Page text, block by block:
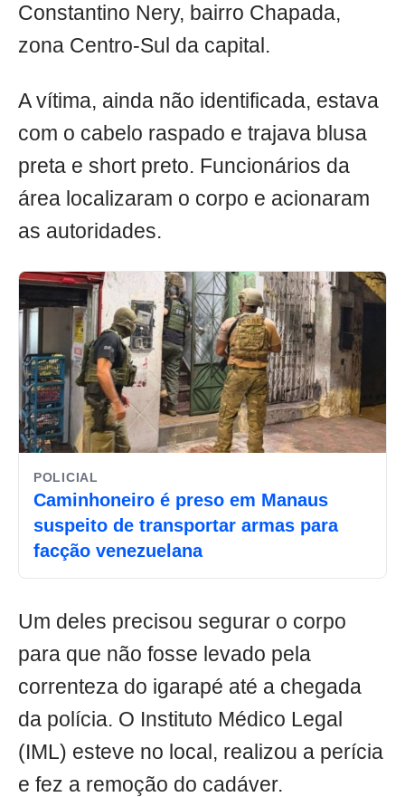
Constantino Nery, bairro Chapada,
zona Centro-Sul da capital.
A vítima, ainda não identificada, estava
com o cabelo raspado e trajava blusa
preta e short preto. Funcionários da
área localizaram o corpo e acionaram
as autoridades.
POLICIAL
Caminhoneiro é preso em Manaus
suspeito de transportar armas para
facção venezuelana
Um deles precisou segurar o corpo
para que não fosse levado pela
correnteza do igarapé até a chegada
da polícia. O Instituto Médico Legal
(IML) esteve no local, realizou a perícia
e fez a remoção do cadáver.